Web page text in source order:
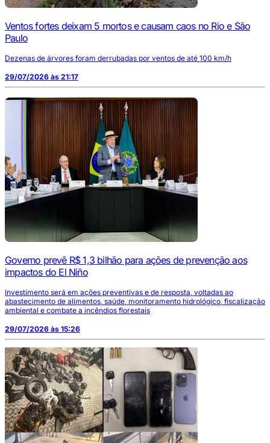
Ventos fortes deixam 5 mortos e causam caos no Rio e São
Paulo
Dezenas de árvores foram derrubadas por ventos de até 100 km/h
29/07/2026 às 21:17
Governo prevê R$ 1,3 bilhão para ações de prevenção aos
impactos do El Niño
Investimento será em ações preventivas e de resposta, voltadas ao
abastecimento de alimentos, saúde, monitoramento hidrológico, fiscalização
ambiental e combate a incêndios florestais
29/07/2026 às 15:26